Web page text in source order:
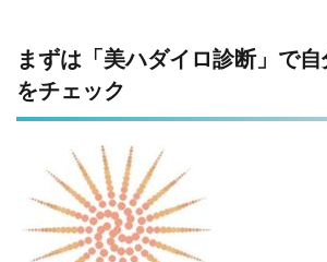
まずは「美ハダイロ診断」で
をチェック